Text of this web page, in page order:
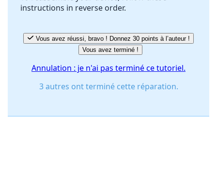
Annuler Publier un commentaire
instructions in reverse order.
Vous avez réussi, bravo ! Donnez 30 points à l’auteur !
Vous avez terminé !
Annulation : je n'ai pas terminé ce tutoriel.
3 autres ont terminé cette réparation.